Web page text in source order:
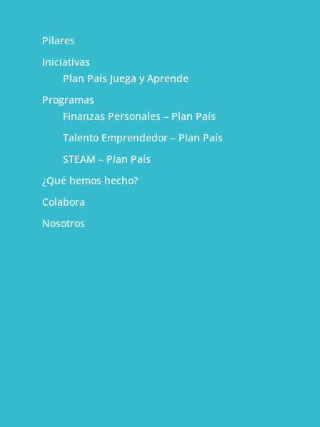
Pilares
Iniciativas
Plan País Juega y Aprende
Programas
Finanzas Personales – Plan País
Talento Emprendedor – Plan País
STEAM – Plan País
¿Qué hemos hecho?
Colabora
Nosotros